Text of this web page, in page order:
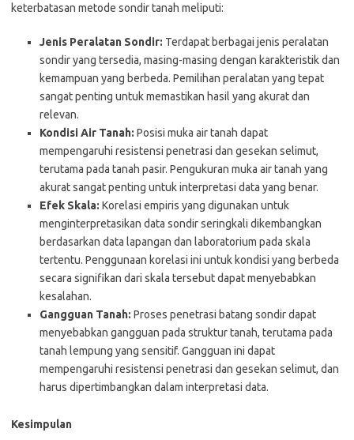
keterbatasan metode sondir tanah meliputi:
Jenis Peralatan Sondir: Terdapat berbagai jenis peralatan
sondir yang tersedia, masing-masing dengan karakteristik dan
kemampuan yang berbeda. Pemilihan peralatan yang tepat
sangat penting untuk memastikan hasil yang akurat dan
relevan.
Kondisi Air Tanah: Posisi muka air tanah dapat
mempengaruhi resistensi penetrasi dan gesekan selimut,
terutama pada tanah pasir. Pengukuran muka air tanah yang
akurat sangat penting untuk interpretasi data yang benar.
Efek Skala: Korelasi empiris yang digunakan untuk
menginterpretasikan data sondir seringkali dikembangkan
berdasarkan data lapangan dan laboratorium pada skala
tertentu. Penggunaan korelasi ini untuk kondisi yang berbeda
secara signifikan dari skala tersebut dapat menyebabkan
kesalahan.
Gangguan Tanah: Proses penetrasi batang sondir dapat
menyebabkan gangguan pada struktur tanah, terutama pada
tanah lempung yang sensitif. Gangguan ini dapat
mempengaruhi resistensi penetrasi dan gesekan selimut, dan
harus dipertimbangkan dalam interpretasi data.
Kesimpulan